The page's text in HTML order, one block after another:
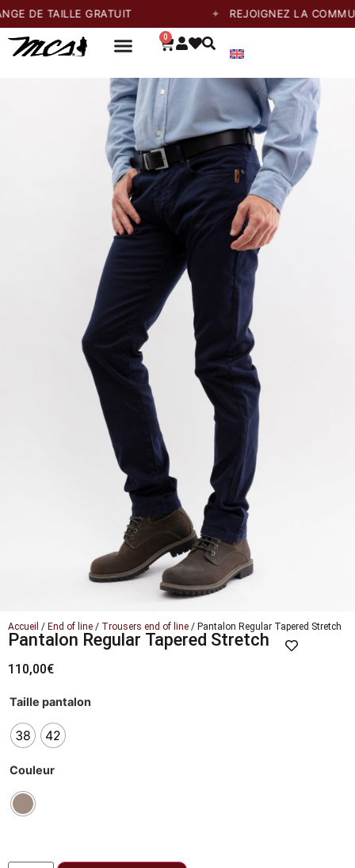
TAILLE GRATUIT REJOIGNEZ LA
0
Accueil / End of line / Trousers end of line / Pantalon Regular Tapered Stretch
Pantalon Regular Tapered Stretch
110,00€
Taille pantalon
38 42
Couleur